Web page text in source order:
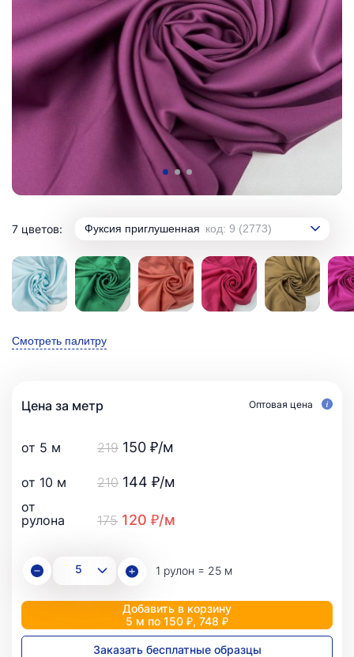
7 цветов: Фуксия приглушенная код: 9 (2773)
Смотреть палитру
Цена за метр Оптовая цена
от 5 м 219 150 ₽/м
от 10 м 210 144 ₽/м
от
рулона
175 120 ₽/м
1 рулон = 25 м
Добавить в корзину
5 м по 150 ₽, 748 ₽
Заказать бесплатные образцы